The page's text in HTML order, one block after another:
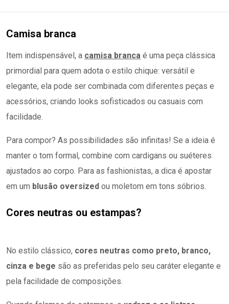
Camisa branca
Item indispensável, a camisa branca é uma peça clássica
primordial para quem adota o estilo chique: versátil e
elegante, ela pode ser combinada com diferentes peças e
acessórios, criando looks sofisticados ou casuais com
facilidade.
Para compor? As possibilidades são infinitas! Se a ideia é
manter o tom formal, combine com cardigans ou suéteres
ajustados ao corpo. Para as fashionistas, a dica é apostar
em um blusão oversized ou moletom em tons sóbrios.
Cores neutras ou estampas?
No estilo clássico, cores neutras como preto, branco,
cinza e bege são as preferidas pelo seu caráter elegante e
pela facilidade de composições.